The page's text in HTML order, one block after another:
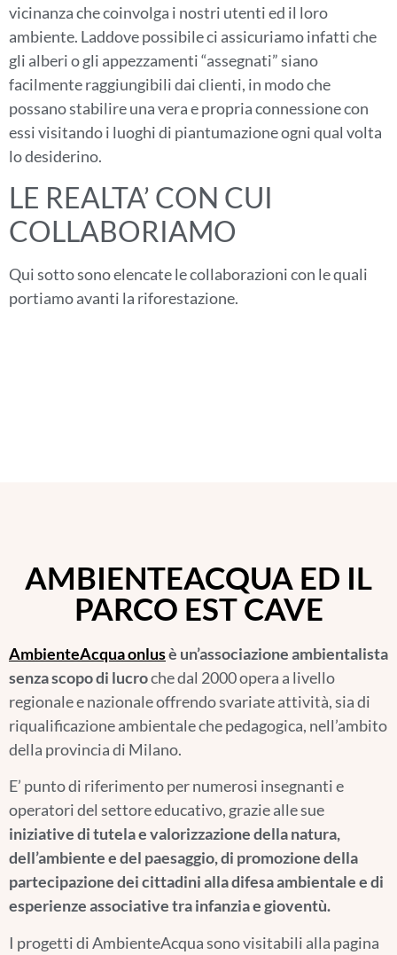
vicinanza che coinvolga i nostri utenti ed il loro
ambiente. Laddove possibile ci assicuriamo infatti che
gli alberi o gli appezzamenti “assegnati” siano
facilmente raggiungibili dai clienti, in modo che
possano stabilire una vera e propria connessione con
essi visitando i luoghi di piantumazione ogni qual volta
lo desiderino.
LE REALTA’ CON CUI
COLLABORIAMO
Qui sotto sono elencate le collaborazioni con le quali
portiamo avanti la riforestazione.
AMBIENTEACQUA ED IL
PARCO EST CAVE
AmbienteAcqua onlusè un’associazione ambientalista
senza scopo di lucroche dal 2000 opera a livello
regionale e nazionale offrendo svariate attività, sia di
riqualificazione ambientale che pedagogica, nell’ambito
della provincia di Milano.
E’ punto di riferimento per numerosi insegnanti e
operatori del settore educativo, grazie alle sue
iniziative di tutela e valorizzazione della natura,
dell’ambiente e del paesaggio, di promozione della
partecipazione dei cittadini alla difesa ambientale e di
esperienze associative tra infanzia e gioventù.
I progetti di AmbienteAcqua sono visitabili alla pagina